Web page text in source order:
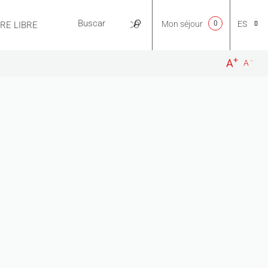
LIBRE PRÁCTICO ES
Mon séjour 0
-
A
+
A